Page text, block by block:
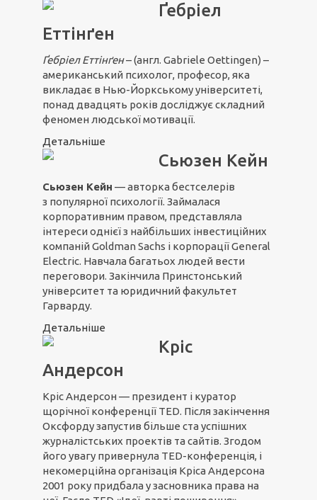
Ґебріел
Еттінґен
Ґебріел Еттінґен– (англ. Gabriele Oettingen) –
американський психолог, професор, яка
викладає в Нью-Йоркському університеті,
понад двадцять років досліджує складний
феномен людської мотивації.
Детальніше
Сьюзен Кейн
Сьюзен Кейн — авторка бестселерів
з популярної психології. Займалася
корпоративним правом, представляла
інтереси однієї з найбільших інвестиційних
компаній Goldman Sachs і корпорації General
Electric. Навчала багатьох людей вести
переговори. Закінчила Принстонський
університет та юридичний факультет
Гарварду.
Детальніше
Кріс
Андерсон
Кріс Андерсон — президент і куратор
щорічної конференції TED. Після закінчення
Оксфорду запустив більше ста успішних
журналістських проектів та сайтів. Згодом
його увагу привернула TED-конференція, і
некомерційна організація Кріса Андерсона
2001 року придбала у засновника права на